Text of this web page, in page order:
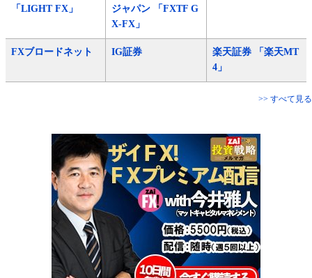
「LIGHT FX」
ジャパン 「FXTF G
X-FX」
FXブロードネット IG証券
楽天証券 「楽天MT
4」
>> すべて見る